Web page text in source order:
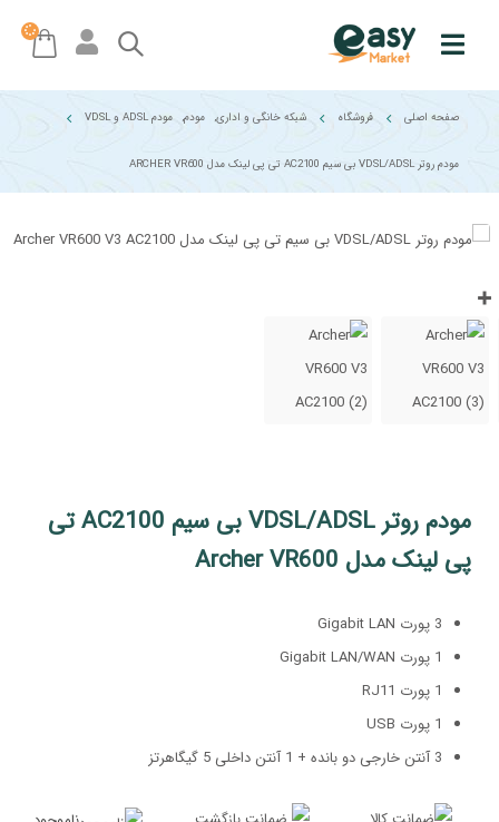
صفحه اصلی فروشگاه شبکه خانگی و اداری, مودم, مودم ADSL و VDSL
مودم روتر VDSL/ADSL بی سیم AC2100 تی پی لینک مدل ARCHER VR600
مودم روتر VDSL/ADSL بی سیم AC2100 تی
پی لینک مدل Archer VR600
3 پورت Gigabit LAN
1 پورت Gigabit LAN/WAN
1 پورت RJ11
1 پورت USB
3 آنتن خارجی دو بانده + 1 آنتن داخلی 5 گیگاهرتز